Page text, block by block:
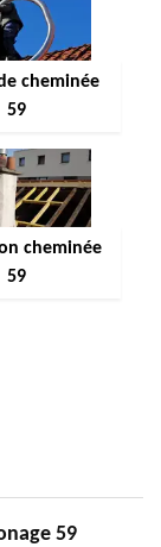
cheminée
59
cheminée
59
59